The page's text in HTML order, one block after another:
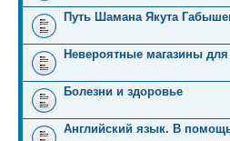
Путь Шамана Якута
Невероятные магазины
Болезни и здоровье
Английский язык. В